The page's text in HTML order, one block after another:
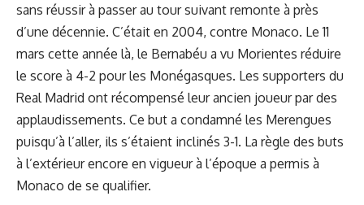
sans réussir à passer au tour suivant remonte à près
d’une décennie. C’était en 2004, contre Monaco. Le 11
mars cette année là, le Bernabéu a vu Morientes réduire
le score à 4-2 pour les Monégasques. Les supporters du
Real Madrid ont récompensé leur ancien joueur par des
applaudissements. Ce but a condamné les Merengues
puisqu’à l’aller, ils s’étaient inclinés 3-1. La règle des buts
à l’extérieur encore en vigueur à l’époque a permis à
Monaco de se qualifier.